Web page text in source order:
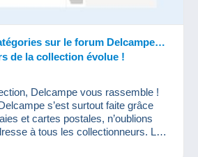
sur le forum Delcampe…
de la collection évolue !
Delcampe vous rassemble !
s’est surtout faite grâce
et cartes postales, n’oublions
à tous les collectionneurs. La
nouveaux objets vintage sont de